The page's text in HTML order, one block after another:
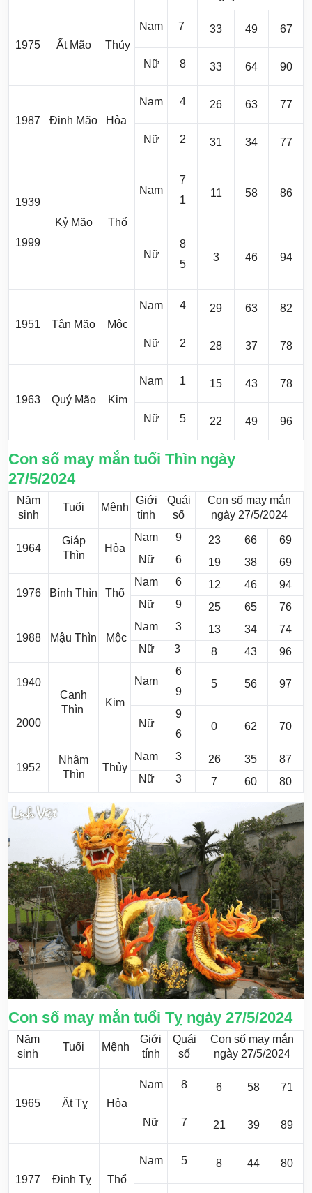
1975 Ất Mão Thủy
Nam 7 33 49 67
Nữ 8 33 64 90
1987 Đinh Mão Hỏa
Nam 4 26 63 77
Nữ 2 31 34 77
1939
1999
Kỷ Mão Thổ
Nam
7
1
11 58 86
Nữ
8
5
3 46 94
1951 Tân Mão Mộc
Nam 4 29 63 82
Nữ 2 28 37 78
1963 Quý Mão Kim
Nam 1 15 43 78
Nữ 5 22 49 96
Con số may mắn tuổi Thìn ngày
27/5/2024
Năm
sinh
Tuổi Mệnh
Giới
tính
Quái
số
Con số may mắn
ngày 27/5/2024
1964
Giáp
Thìn
Hỏa
Nam 9 23 66
69
Nữ
6 19 38 69
1976 Bính Thìn Thổ
Nam 6 12 46
94
Nữ
9 25 65 76
1988 Mậu Thìn Mộc
Nam 3 13 34
74
Nữ
3 8 43 96
1940
2000
Canh
Thìn
Kim
Nam
6
9
5 56 97
Nữ
9
6
0 62 70
1952
Nhâm
Thìn
Thủy
Nam 3 26 35
87
Nữ
3 7 60 80
Con số may mắn tuổi Tỵ ngày 27/5/2024
Năm
sinh
Tuổi Mệnh
Giới
tính
Quái
số
Con số may mắn
ngày 27/5/2024
1965 Ất Tỵ Hỏa
Nam 8 6 58 71
Nữ 7 21 39 89
1977 Đinh Tỵ Thổ
Nam 5 8 44 80